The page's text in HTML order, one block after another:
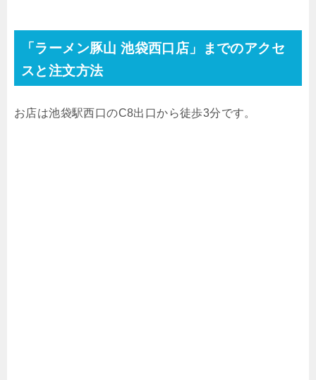
「ラーメン豚山 池袋西口店」までのアクセ
スと注文方法
お店は池袋駅西口のC8出口から徒歩3分です。